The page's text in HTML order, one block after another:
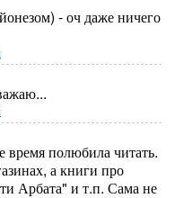
- оч даже ничего
время полюбила читать.
а книги про
Арбата" и т.п. Сама не